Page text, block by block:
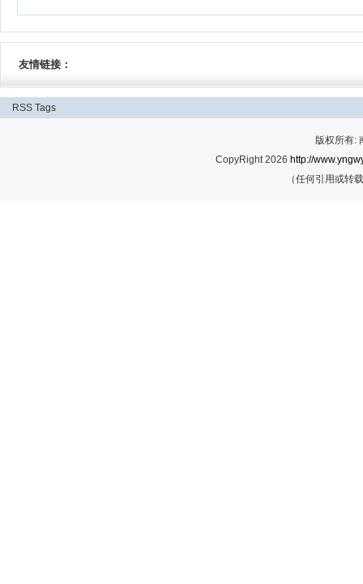
友情链接：
RSS Tags
版权所有:
CopyRight 2026 http://
（任何引用或转